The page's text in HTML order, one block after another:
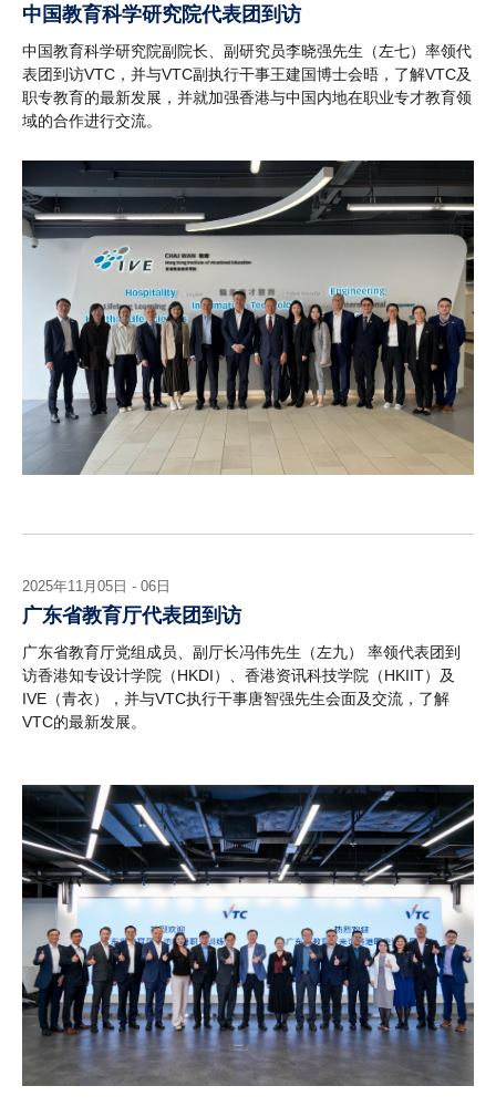
中国教育科学研究院代表团到访
中国教育科学研究院副院长、副研究员李晓强先生（左七）率领代
表团到访VTC，并与VTC副执行干事王建国博士会晤，了解VTC及
职专教育的最新发展，并就加强香港与中国内地在职业专才教育领
域的合作进行交流。
2025年11月05日 - 06日
广东省教育厅代表团到访
广东省教育厅党组成员、副厅长冯伟先生（左九） 率领代表团到
访香港知专设计学院（HKDI）、香港资讯科技学院（HKIIT）及
IVE（青衣），并与VTC执行干事唐智强先生会面及交流，了解
VTC的最新发展。